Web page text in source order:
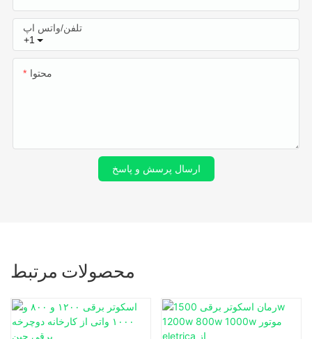
+1
تلفن/واتس اپ
محتوا
ارسال پرسش و پاسخ
محصولات مرتبط